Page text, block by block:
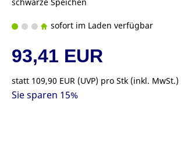
schwarze Speichen
sofort im Laden verfügbar
93,41 EUR
statt 109,90 EUR (UVP) pro Stk (inkl. MwSt.)
Sie sparen 15%